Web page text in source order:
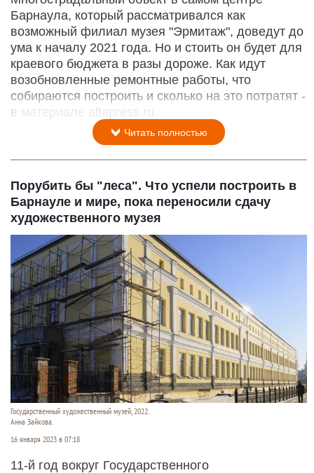
Барнаула, который рассматривался как
возможный филиал музея "Эрмитаж", доведут до
ума к началу 2021 года. Но и стоить он будет для
краевого бюджета в разы дороже. Как идут
возобновленные ремонтные работы, что
собираются построить и сколько на это потратят -
в материале altapress.ru.
Читать полностью
Порубить бы "леса". Что успели построить в
Барнауле и мире, пока переносили сдачу
художественного музея
Государственный художественный музей, 2022.
Анна Зайкова.
16 января 2023 в 07:18
11-й год вокруг Государственного